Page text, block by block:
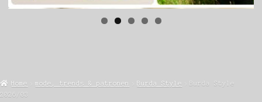
Home mode, trends & patronen Burda Style
Burda Style
2026/03